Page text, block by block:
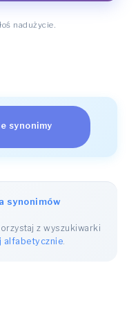
nadużycie.
synonimy
synonimów
z wyszukiwarki
alfabetycznie